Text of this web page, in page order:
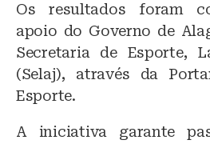
y
o
o
k
p
p
Os resultados foram
apoio do Governo de
Secretaria de Esporte,
(Selaj), através da
Esporte.
A iniciativa garante